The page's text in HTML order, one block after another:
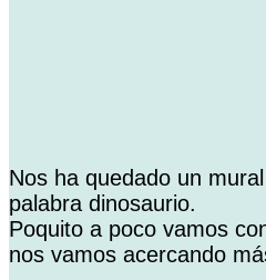
Nos ha quedado un
palabra dinosaurio.
Poquito a poco vamos
nos vamos acercando